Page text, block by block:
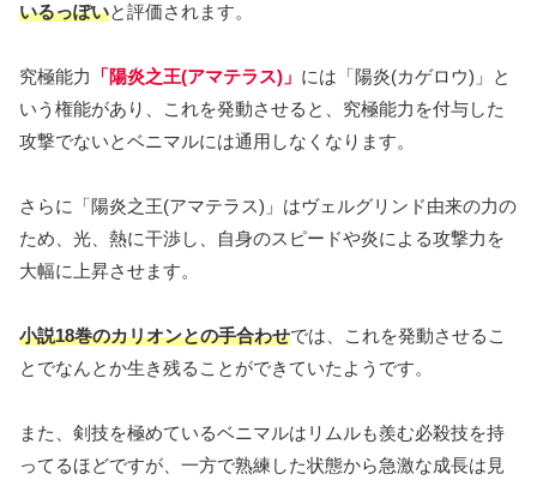
いるっぽいと評価されます。
究極能力 「陽炎之王(アマテラス)」 には「陽炎(カゲロウ)」と
いう権能があり、これを発動させると、究極能力を付与した
攻撃でないとベニマルには通用しなくなります。
さらに「陽炎之王(アマテラス)」はヴェルグリンド由来の力の
ため、光、熱に干渉し、自身のスピードや炎による攻撃力を
大幅に上昇させます。
小説18巻のカリオンとの手合わせでは、これを発動させるこ
とでなんとか生き残ることができていたようです。
また、剣技を極めているベニマルはリムルも羨む必殺技を持
ってるほどですが、一方で熟練した状態から急激な成長は見